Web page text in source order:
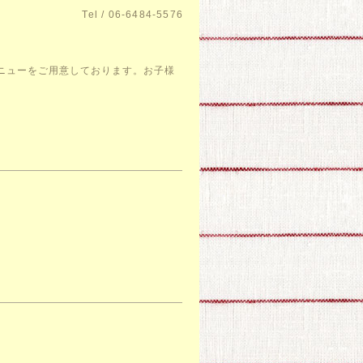
Tel / 06-6484-5576
ーをご用意しております。お子様